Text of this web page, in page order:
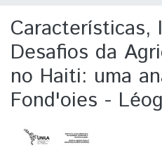
Características,
Desafios da
no Haiti: uma
Fond'oies -